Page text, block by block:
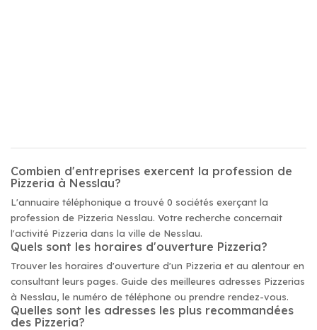
Combien d'entreprises exercent la profession de
Pizzeria à Nesslau?
L'annuaire téléphonique a trouvé 0 sociétés exerçant la
profession de Pizzeria Nesslau. Votre recherche concernait
l'activité Pizzeria dans la ville de Nesslau.
Quels sont les horaires d'ouverture Pizzeria?
Trouver les horaires d'ouverture d'un Pizzeria et au alentour en
consultant leurs pages. Guide des meilleures adresses Pizzerias
à Nesslau, le numéro de téléphone ou prendre rendez-vous.
Quelles sont les adresses les plus recommandées
des Pizzeria?